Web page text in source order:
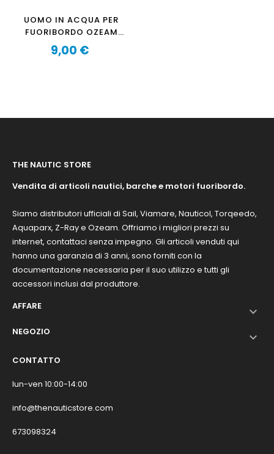
UOMO IN ACQUA PER
FUORIBORDO OZEAM
1.3CV-1.3CVPRO-
2,5CV-2.5CVPRO-
Prezzo
9,00 €
THE NAUTIC STORE
Vendita di articoli nautici, barche e motori fuoribordo.
Siamo distributori ufficiali di Sail, Viamare, Nauticol, Torqeedo,
Aquaparx, Z-Ray e Ozeam. Offriamo i migliori prezzi su
internet, contattaci senza impegno. Gli articoli venduti qui
hanno una garanzia di 3 anni, sono forniti con la
documentazione necessaria per il suo utilizzo e tutti gli
accessori inclusi dal produttore.
AFFARE

NEGOZIO 
CONTATTO
lun-ven 10:00-14:00
info@thenauticstore.com
673098324